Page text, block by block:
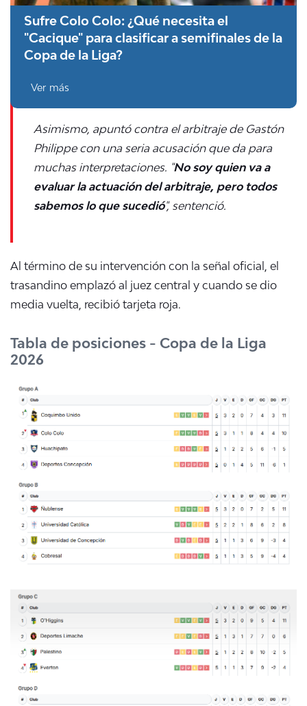
Sufre Colo Colo: ¿Qué necesita el
"Cacique" para clasificar a semifinales de la
Copa de la Liga?
Ver más
Asimismo, apuntó contra el arbitraje de Gastón
Philippe con una seria acusación que da para
muchas interpretaciones. "No soy quien va a
evaluar la actuación del arbitraje, pero todos
sabemos lo que sucedió", sentenció.
Al término de su intervención con la señal oficial, el
trasandino emplazó al juez central y cuando se dio
media vuelta, recibió tarjeta roja.
Tabla de posiciones - Copa de la Liga
2026